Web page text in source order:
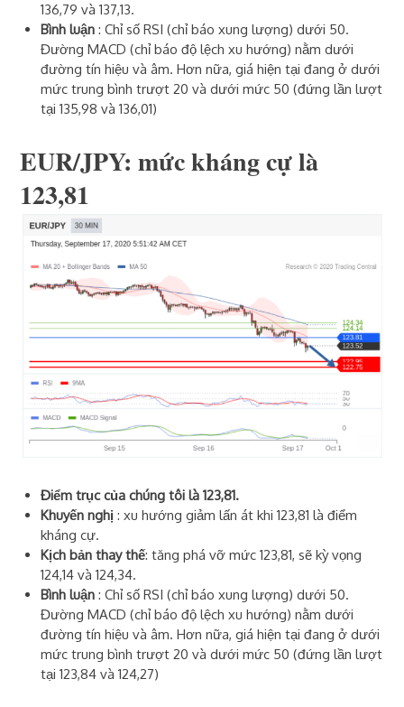
136,79 và 137,13.
Bình luận : Chỉ số RSI (chỉ báo xung lượng) dưới 50.
Đường MACD (chỉ báo độ lệch xu hướng) nằm dưới
đường tín hiệu và âm. Hơn nữa, giá hiện tại đang ở dưới
mức trung bình trượt 20 và dưới mức 50 (đứng lần lượt
tại 135,98 và 136,01)
EUR/JPY:mức kháng cựlà
123,81
Điểm trục của chúng tôi là 123,81.
Khuyến nghị : xu hướng giảm lấn át khi 123,81 là điểm
kháng cự.
Kịch bản thay thế: tăng phá vỡ mức 123,81, sẽ kỳ vọng
124,14 và 124,34.
Bình luận : Chỉ số RSI (chỉ báo xung lượng) dưới 50.
Đường MACD (chỉ báo độ lệch xu hướng) nằm dưới
đường tín hiệu và âm. Hơn nữa, giá hiện tại đang ở dưới
mức trung bình trượt 20 và dưới mức 50 (đứng lần lượt
tại 123,84 và 124,27)